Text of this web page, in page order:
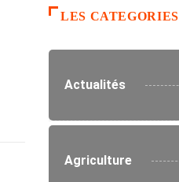
LES CATEGORIES
Actualités
Agriculture